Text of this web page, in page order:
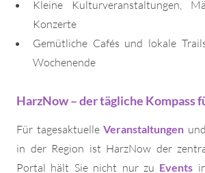
Kleine Kulturveranstaltungen,
Konzerte
Gemütliche Cafés und lokale
Wochenende
HarzNow – der tägliche Kompass
Für tagesaktuelle Veranstaltungen
in der Region ist HarzNow der
Portal hält Sie nicht nur zu Events